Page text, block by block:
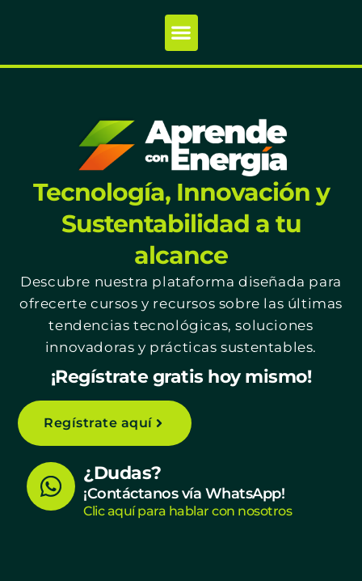
Tecnología, Innovación y
Sustentabilidad a tu
alcance
Descubre nuestra plataforma diseñada para
ofrecerte cursos y recursos sobre las últimas
tendencias tecnológicas, soluciones
innovadoras y prácticas sustentables.
¡Regístrate gratis hoy mismo!
Regístrate aquí
W
h
¿Dudas?
¡Contáctanos vía WhatsApp!
Clic aquí para hablar con nosotros